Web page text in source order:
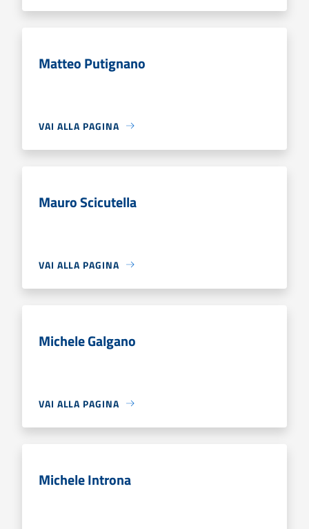
Matteo Putignano
VAI ALLA PAGINA
Mauro Scicutella
VAI ALLA PAGINA
Michele Galgano
VAI ALLA PAGINA
Michele Introna